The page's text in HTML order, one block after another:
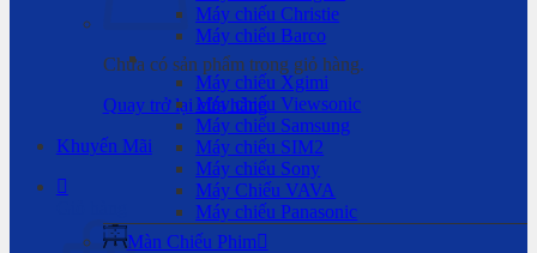
Chưa có sản phẩm trong giỏ hàng.
Quay trở lại cửa hàng
Khuyến Mãi
Máy chiếu Christie
Máy chiếu Barco
Máy chiếu Xgimi
Máy chiếu Viewsonic
Máy chiếu Samsung
Máy chiếu SIM2
Máy chiếu Sony
Máy Chiếu VAVA
Máy chiếu Panasonic
Màn Chiếu Phim